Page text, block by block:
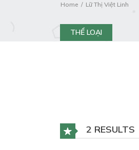
Home Lữ Thị Việt Linh
THỂ LOẠI
2 RESULTS